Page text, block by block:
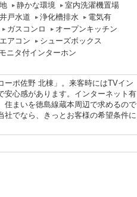
静かな環境
室内洗濯機置場
井戸水道
浄化槽排水
電気有
ガスコンロ
オープンキッチン
エアコン
シューズボックス
ニタ付インターホン
ーポ佐野 北棟」。来客時にはTVイン
安心感があります。インターネット有
住まいを徳島線蔵本周辺で求めるので
でなら、きっとお客様の希望条件に